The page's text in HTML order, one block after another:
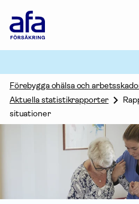
Försäkring
Förebygga ohälsa och
Aktuella statistikrapporter
situationer